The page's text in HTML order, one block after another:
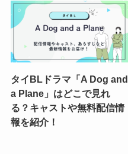
タイBLドラマ「A Dog and
a Plane」はどこで見れ
る？キャストや無料配信情
報を紹介！